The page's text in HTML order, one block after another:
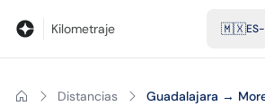
Kilometraje 🇲🇽
Distancias Guadalajara →